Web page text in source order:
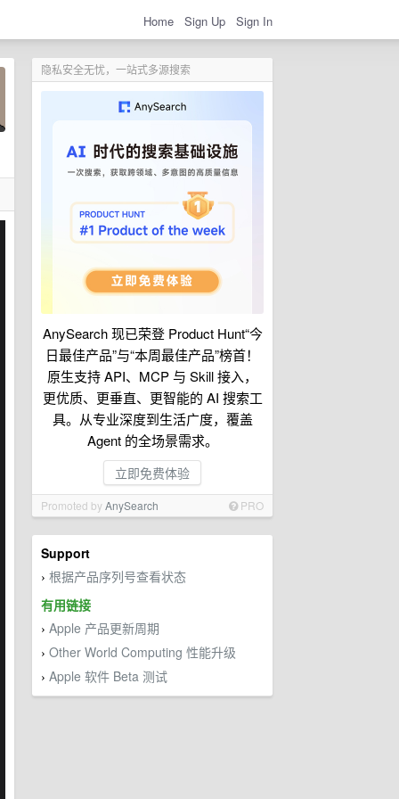
Home Sign Up Sign In
隐私安全无忧，一站式多源搜索
AnySearch 现已荣登 Product Hunt“今
日最佳产品”与“本周最佳产品”榜首！
原生支持 API、MCP 与 Skill 接入，
更优质、更垂直、更智能的 AI 搜索工
具。从专业深度到生活广度，覆盖
Agent 的全场景需求。
立即免费体验
Promoted byAnySearch PRO
Support
› 根据产品序列号查看状态
有用链接
› Apple 产品更新周期
› Other World Computing 性能升级
› Apple 软件 Beta 测试